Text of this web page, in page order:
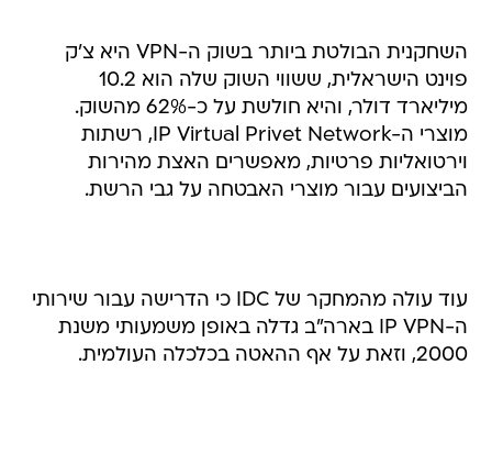
השחקנית הבולטת ביותר בשוק ה-VPN היא צ'ק
פוינט הישראלית, ששווי השוק שלה הוא 10.2
מיליארד דולר, והיא חולשת על כ-62% מהשוק.
מוצרי ה-IP Virtual Privet Network, רשתות
וירטואליות פרטיות, מאפשרים האצת מהירות
הביצועים עבור מוצרי האבטחה על גבי הרשת.
עוד עולה מהמחקר של IDC כי הדרישה עבור שירותי
ה-IP VPN בארה"ב גדלה באופן משמעותי משנת
2000, וזאת על אף ההאטה בכלכלה העולמית.